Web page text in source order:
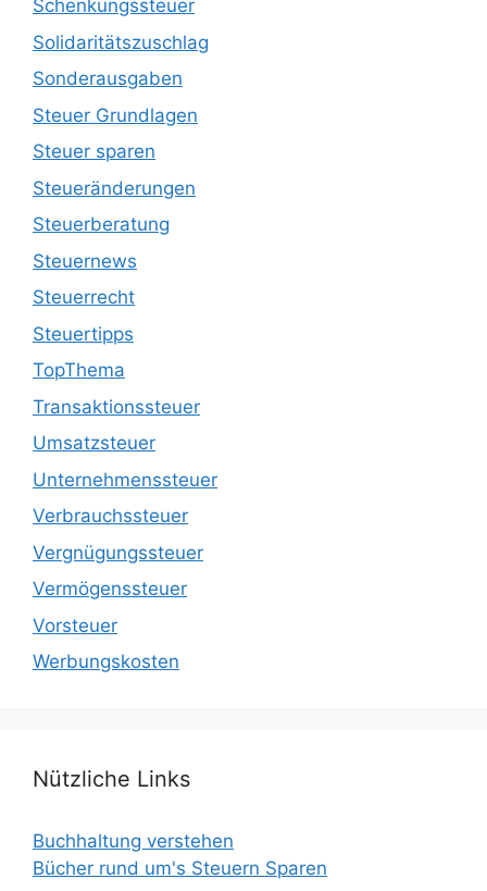
Schenkungssteuer
Solidaritätszuschlag
Sonderausgaben
Steuer Grundlagen
Steuer sparen
Steueränderungen
Steuerberatung
Steuernews
Steuerrecht
Steuertipps
TopThema
Transaktionssteuer
Umsatzsteuer
Unternehmenssteuer
Verbrauchssteuer
Vergnügungssteuer
Vermögenssteuer
Vorsteuer
Werbungskosten
Nützliche Links
Buchhaltung verstehen
Bücher rund um's Steuern Sparen